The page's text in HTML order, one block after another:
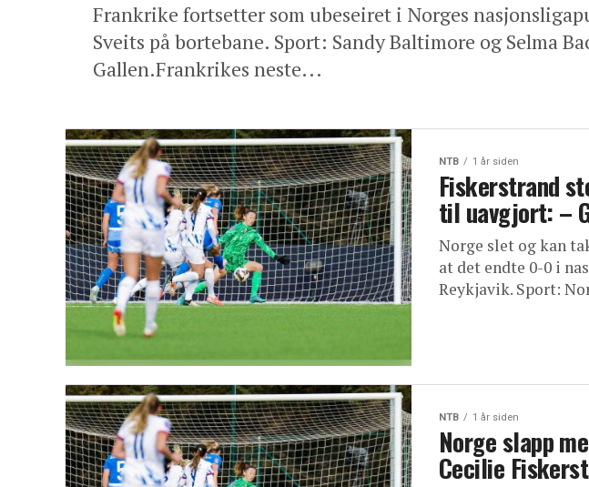
Frankrike fortsetter som ubeseiret i Norges
Sveits på bortebane. Sport: Sandy Baltimore og Selma
Gallen.Frankrikes neste...
NTB 1 år siden
Fiskerstrand
til uavgjort: –
Norge slet og kan
at det endte 0-0 i
Reykjavik. Sport:
NTB 1 år siden
Norge slapp
Cecilie